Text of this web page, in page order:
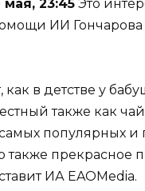
мая, 23:45 Это
ИИ
в детстве у
также как
популярных
также прекрасное
ИА EAOMedia.